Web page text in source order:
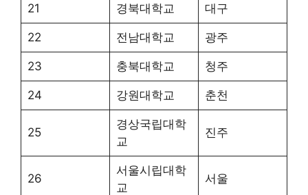
21 경북대학교 대구
22 전남대학교 광주
23 충북대학교 청주
24 강원대학교 춘천
25
경상국립대학
교
진주
26
서울시립대학
교
서울